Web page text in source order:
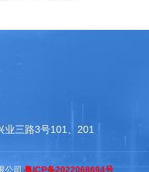
业三路3号101、201
公司 粤ICP备2022068694号